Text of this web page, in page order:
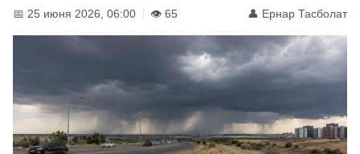
📅 25 июня 2026, 06:00 👁️ 65 👤 Ернар Тасболат